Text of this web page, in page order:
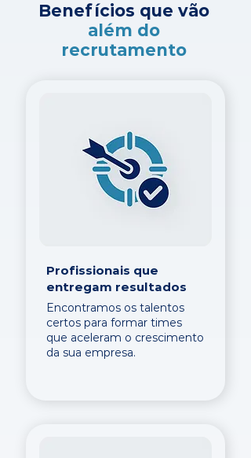
Benefícios que vão
além do
recrutamento
Profissionais que
entregam resultados
Encontramos os talentos
certos para formar times
que aceleram o crescimento
da sua empresa.